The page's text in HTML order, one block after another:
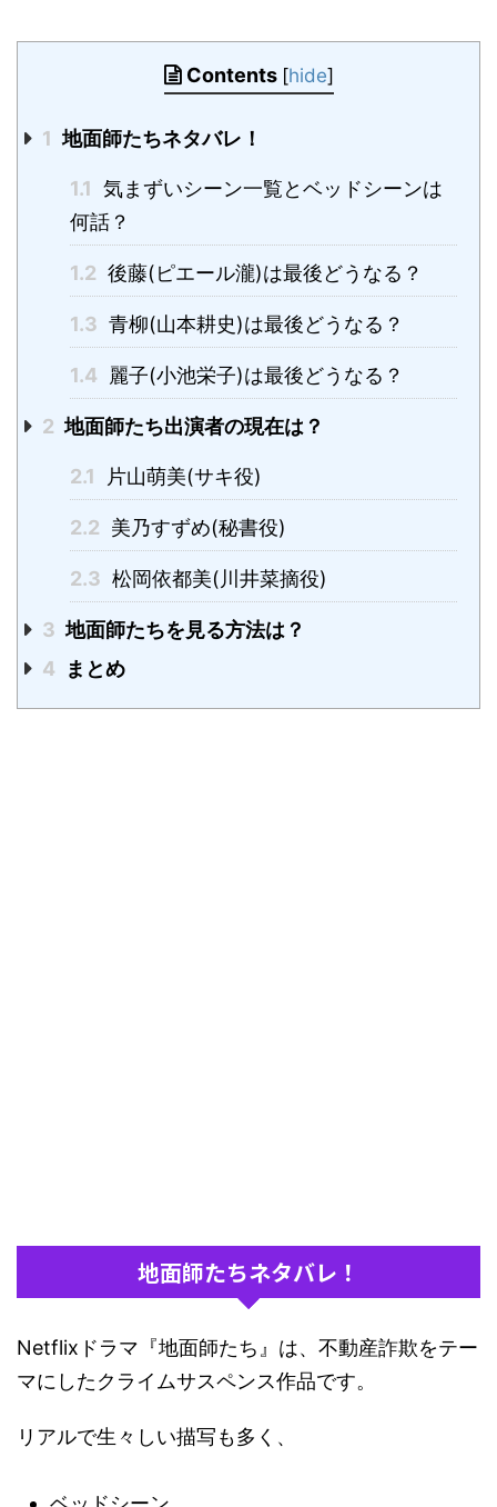
Contents [hide]
1 地面師たちネタバレ！
1.1 気まずいシーン一覧とベッドシーンは
何話？
1.2 後藤(ピエール瀧)は最後どうなる？
1.3 青柳(山本耕史)は最後どうなる？
1.4 麗子(小池栄子)は最後どうなる？
2 地面師たち出演者の現在は？
2.1 片山萌美(サキ役)
2.2 美乃すずめ(秘書役)
2.3 松岡依都美(川井菜摘役)
3 地面師たちを見る方法は？
4
まとめ
地面師たちネタバレ！
Netflixドラマ『地面師たち』は、不動産詐欺をテー
マにしたクライムサスペンス作品です。
リアルで生々しい描写も多く、